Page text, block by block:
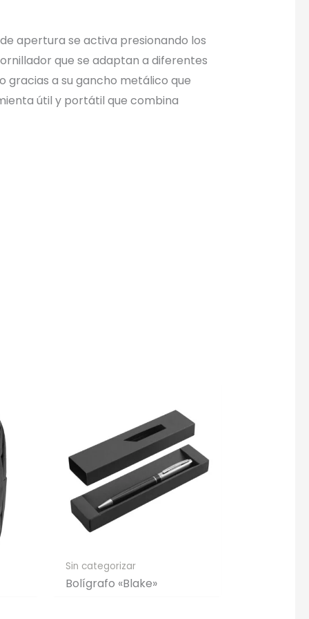
apertura se activa presionando los
que se adaptan a diferentes
gracias a su gancho metálico que
útil y portátil que combina
Sin categorizar
Bolígrafo «Blake»